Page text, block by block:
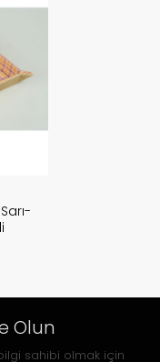
Olun
bilgi sahibi olmak için